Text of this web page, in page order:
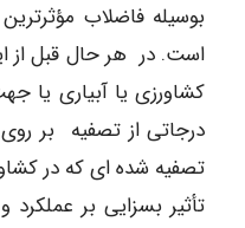
بوسیله فاضلاب
است. در هر حال قبل از
کشاورزی یا آبیاری یا
درجاتی از تصفیه بر
تصفیه شده ای که در
تأثیر بسزایی بر